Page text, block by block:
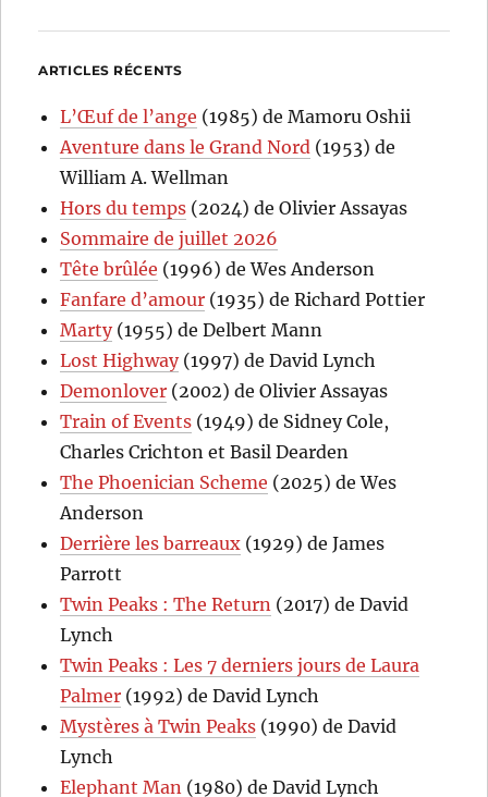
ARTICLES RÉCENTS
L’Œuf de l’ange (1985) de Mamoru Oshii
Aventure dans le Grand Nord (1953) de
William A. Wellman
Hors du temps (2024) de Olivier Assayas
Sommaire de juillet 2026
Tête brûlée (1996) de Wes Anderson
Fanfare d’amour (1935) de Richard Pottier
Marty(1955) de Delbert Mann
Lost Highway(1997) de David Lynch
Demonlover (2002) de Olivier Assayas
Train of Events (1949) de Sidney Cole,
Charles Crichton et Basil Dearden
The Phoenician Scheme (2025) de Wes
Anderson
Derrière les barreaux (1929) de James
Parrott
Twin Peaks : The Return (2017) de David
Lynch
Twin Peaks : Les 7 derniers jours de Laura
Palmer (1992) de David Lynch
Mystères à Twin Peaks (1990) de David
Lynch
Elephant Man (1980) de David Lynch